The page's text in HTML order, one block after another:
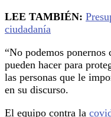
LEE TAMBIÉN:
ciudadanía
“No podemos
pueden hacer para
las personas que le
en su discurso.
El equipo contra la